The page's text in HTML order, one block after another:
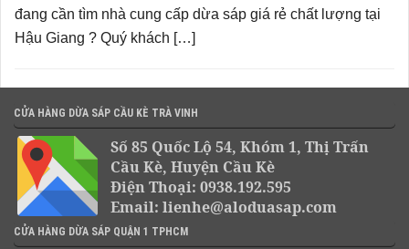
đang cần tìm nhà cung cấp dừa sáp giá rẻ chất lượng tại
Hậu Giang ? Quý khách […]
CỬA HÀNG DỪA SÁP CẦU KÈ TRÀ VINH
Số 85 Quốc Lộ 54, Khóm 1, Thị Trấn
Cầu Kè, Huyện Cầu Kè
Điện Thoại: 0938.192.595
Email: lienhe@aloduasap.com
CỬA HÀNG DỪA SÁP QUẬN 1 TPHCM